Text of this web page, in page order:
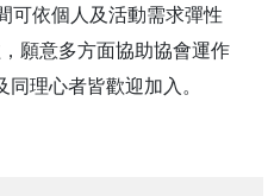
可依個人及活動需求彈性
願意多方面協助協會運作
理心者皆歡迎加入。